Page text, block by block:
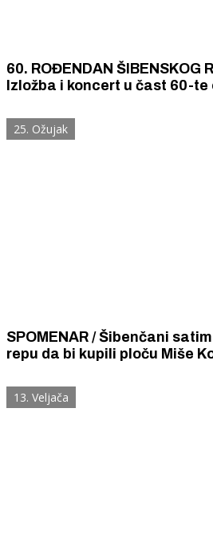
60. ROĐENDAN ŠIBENSKOG
Izložba i koncert u čast 60-
25. Ožujak
SPOMENAR / Šibenčani
repu da bi kupili ploču Miše
13. Veljača